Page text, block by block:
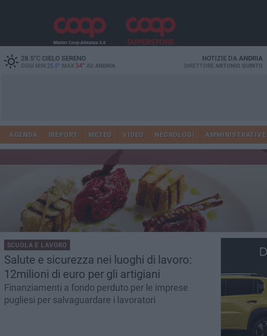
28.5°CCIELO SERENO
OGGI MIN 25.5° MAX 34° AD ANDRIA
NOTIZIE DA ANDRIA
DIRETTORE ANTONIO QUINTO
AGENDA IREPORT METEO VIDEO NECROLOGI AMMINISTRATIVE
SCUOLA E LAVORO
Salute e sicurezza nei luoghi di lavoro:
12milioni di euro per gli artigiani
Finanziamenti a fondo perduto per le imprese
pugliesi per salvaguardare i lavoratori